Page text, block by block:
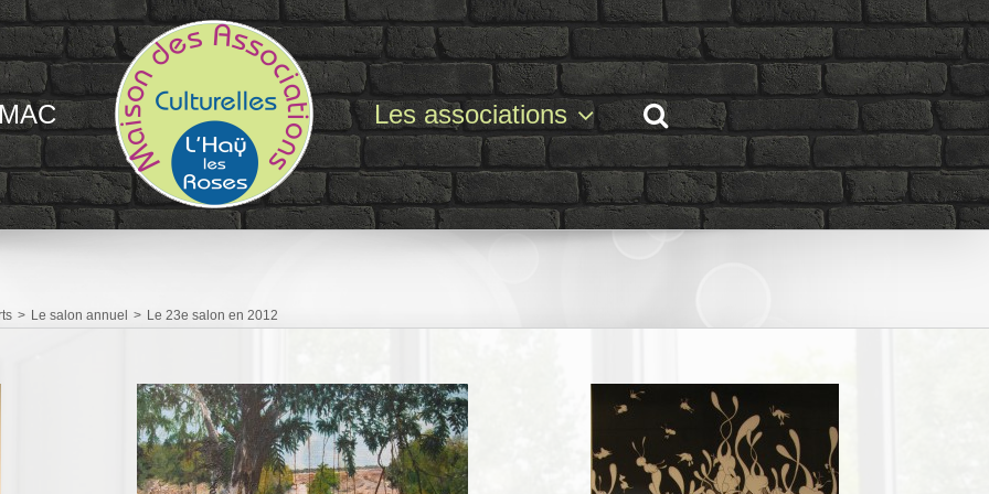
Les associations
> Le salon annuel > Le 23e salon en 2012